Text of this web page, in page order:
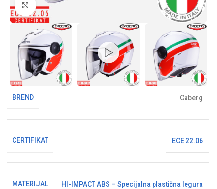
Klikni da uvećaš sliku
BREND Caberg
CERTIFIKAT ECE 22.06
MATERIJAL HI-IMPACT ABS – Specijalna plastična legura